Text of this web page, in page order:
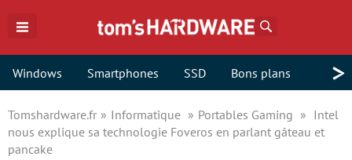
Windows Smartphones SSD Bons plans >
Tomshardware.fr Informatique Portables Gaming
Intel
nous explique sa technologie Foveros en parlant gâteau et
pancake